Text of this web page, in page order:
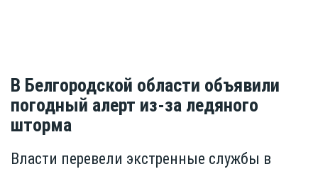
В Белгородской области объявили
погодный алерт из-за ледяного
шторма
Власти перевели экстренные службы в